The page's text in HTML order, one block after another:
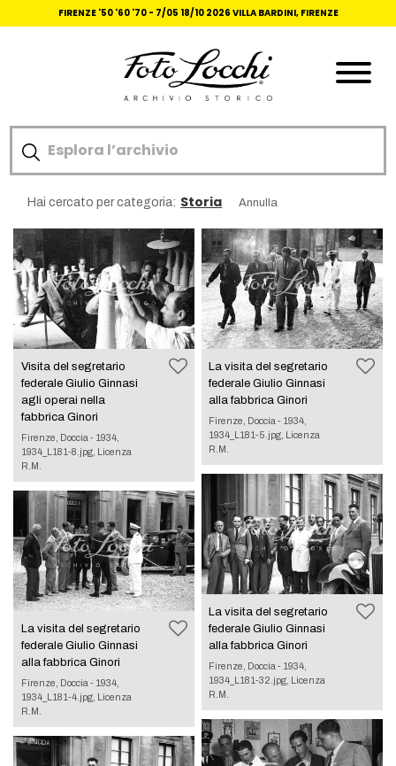
FIRENZE '50 '60 '70 - 7/05 18/10 2026 VILLA BARDINI, FIRENZE
Hai cercato per categoria: Storia Annulla
Visita del segretario
federale Giulio Ginnasi
agli operai nella
fabbrica Ginori
Firenze, Doccia - 1934,
1934_L181-8.jpg, Licenza
R.M.
La visita del segretario
federale Giulio Ginnasi
alla fabbrica Ginori
Firenze, Doccia - 1934,
1934_L181-4.jpg, Licenza
R.M.
La visita del segretario
federale Giulio Ginnasi
alla fabbrica Ginori
Firenze, Doccia - 1934,
1934_L181-5.jpg, Licenza
R.M.
La visita del segretario
federale Giulio Ginnasi
alla fabbrica Ginori
Firenze, Doccia - 1934,
1934_L181-32.jpg, Licenza
R.M.